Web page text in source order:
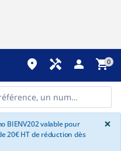
place handyman person shopping_cart0
BIENV202 valable pour
20€ HT de réduction dès
×